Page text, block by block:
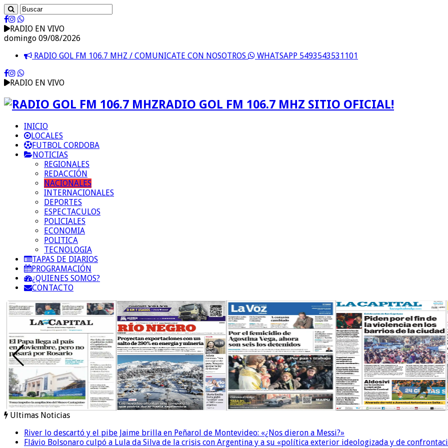
RADIO EN VIVO
domingo 09/08/2026
RADIO GOL FM 106.7 MHZ / COMUNICATE CON NOSOTROS
WHATSAPP 5493543531101
RADIO EN VIVO
RADIO GOL FM 106.7 MHZ SITIO OFICIAL!
INICIO
LOCALES
FUTBOL CORDOBA
NOTICIAS
REGIONALES
REDACCIÓN
NACIONALES
INTERNACIONALES
DEPORTES
ESPECTACULOS
POLICIALES
ECONOMIA
POLITICA
TECNOLOGIA
TAPAS DE DIARIOS
PROGRAMACIÓN
¿QUIENES SOMOS?
CONTACTO
Ultimas Noticias
River lo descartó y el pibe Jaime brilla en Peñarol de Montevideo: «¿Nos dieron a Messi?»
Flávio Bolsonaro culpó a Lula da Silva de la crisis con Argentina y a su «política exterior ideologizada y de